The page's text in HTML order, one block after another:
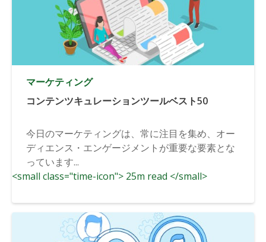
マーケティング
コンテンツキュレーションツールベスト50
今日のマーケティングは、常に注目を集め、オー
ディエンス・エンゲージメントが重要な要素とな
っています...
<small class="time-icon"> 25m read </small>